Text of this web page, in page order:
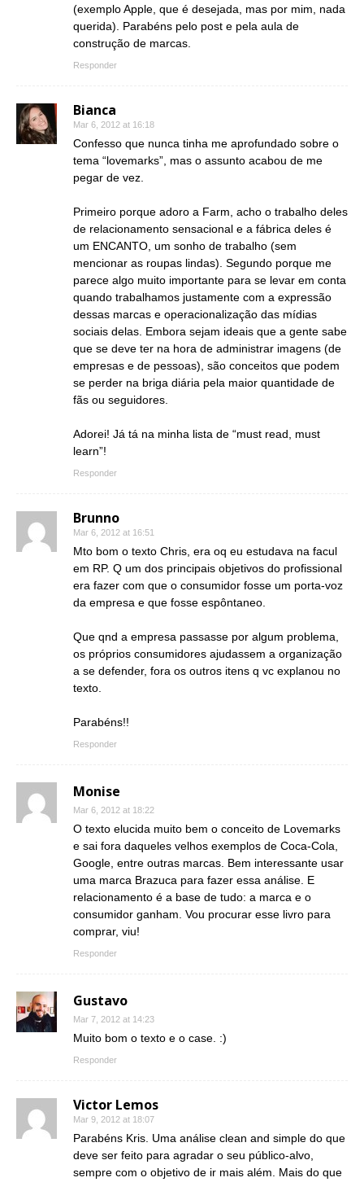
(exemplo Apple, que é desejada, mas por mim, nada
querida). Parabéns pelo post e pela aula de
construção de marcas.
Responder
Bianca
Mar 6, 2012 at 16:18
Confesso que nunca tinha me aprofundado sobre o
tema “lovemarks”, mas o assunto acabou de me
pegar de vez.
Primeiro porque adoro a Farm, acho o trabalho deles
de relacionamento sensacional e a fábrica deles é
um ENCANTO, um sonho de trabalho (sem
mencionar as roupas lindas). Segundo porque me
parece algo muito importante para se levar em conta
quando trabalhamos justamente com a expressão
dessas marcas e operacionalização das mídias
sociais delas. Embora sejam ideais que a gente sabe
que se deve ter na hora de administrar imagens (de
empresas e de pessoas), são conceitos que podem
se perder na briga diária pela maior quantidade de
fãs ou seguidores.
Adorei! Já tá na minha lista de “must read, must
learn”!
Responder
Brunno
Mar 6, 2012 at 16:51
Mto bom o texto Chris, era oq eu estudava na facul
em RP. Q um dos principais objetivos do profissional
era fazer com que o consumidor fosse um porta-voz
da empresa e que fosse espôntaneo.
Que qnd a empresa passasse por algum problema,
os próprios consumidores ajudassem a organização
a se defender, fora os outros itens q vc explanou no
texto.
Parabéns!!
Responder
Monise
Mar 6, 2012 at 18:22
O texto elucida muito bem o conceito de Lovemarks
e sai fora daqueles velhos exemplos de Coca-Cola,
Google, entre outras marcas. Bem interessante usar
uma marca Brazuca para fazer essa análise. E
relacionamento é a base de tudo: a marca e o
consumidor ganham. Vou procurar esse livro para
comprar, viu!
Responder
Gustavo
Mar 7, 2012 at 14:23
Muito bom o texto e o case. :)
Responder
Victor Lemos
Mar 9, 2012 at 18:07
Parabéns Kris. Uma análise clean and simple do que
deve ser feito para agradar o seu público-alvo,
sempre com o objetivo de ir mais além. Mais do que